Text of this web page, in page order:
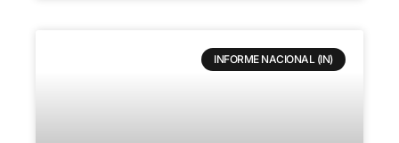
INFORME NACIONAL (IN)